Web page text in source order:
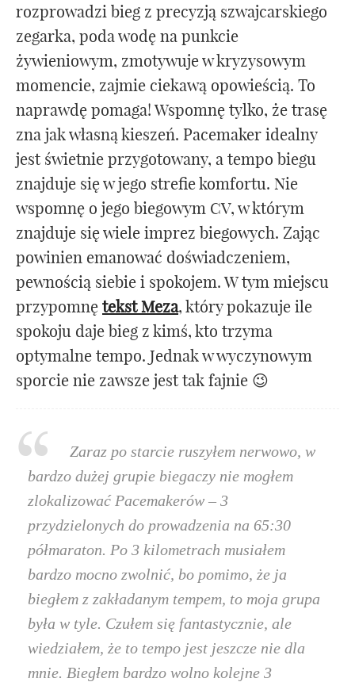
rozprowadzi bieg z precyzją szwajcarskiego
zegarka, poda wodę na punkcie
żywieniowym, zmotywuje w kryzysowym
momencie, zajmie ciekawą opowieścią. To
naprawdę pomaga! Wspomnę tylko, że trasę
zna jak własną kieszeń. Pacemaker idealny
jest świetnie przygotowany, a tempo biegu
znajduje się w jego strefie komfortu. Nie
wspomnę o jego biegowym CV, w którym
znajduje się wiele imprez biegowych. Zając
powinien emanować doświadczeniem,
pewnością siebie i spokojem. W tym miejscu
przypomnę tekst Meza, który pokazuje ile
spokoju daje bieg z kimś, kto trzyma
optymalne tempo. Jednak w wyczynowym
sporcie nie zawsze jest tak fajnie 😉
Zaraz po starcie ruszyłem nerwowo, w
bardzo dużej grupie biegaczy nie mogłem
zlokalizować Pacemakerów – 3
przydzielonych do prowadzenia na 65:30
półmaraton. Po 3 kilometrach musiałem
bardzo mocno zwolnić, bo pomimo, że ja
biegłem z zakładanym tempem, to moja grupa
była w tyle. Czułem się fantastycznie, ale
wiedziałem, że to tempo jest jeszcze nie dla
mnie. Biegłem bardzo wolno kolejne 3